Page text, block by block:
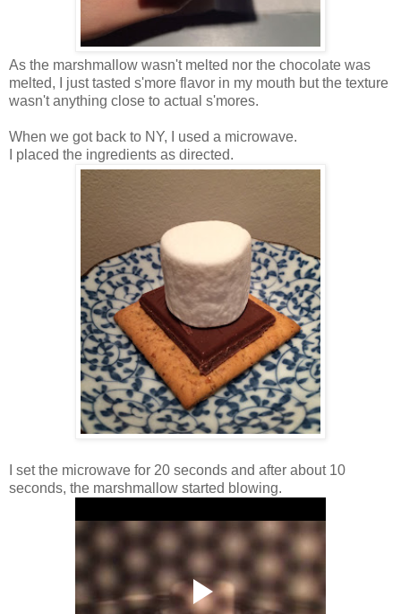
As the marshmallow wasn't melted nor the chocolate was
melted, I just tasted s'more flavor in my mouth but the texture
wasn't anything close to actual s'mores.
When we got back to NY, I used a microwave.
I placed the ingredients as directed.
I set the microwave for 20 seconds and after about 10
seconds, the marshmallow started blowing.